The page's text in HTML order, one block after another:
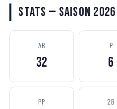
Stats — Saison 2026
AB
32
P
6
PP 2B